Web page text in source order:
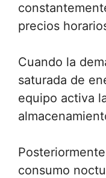
precios
Cuando la
saturada de
equipo activa
consumo